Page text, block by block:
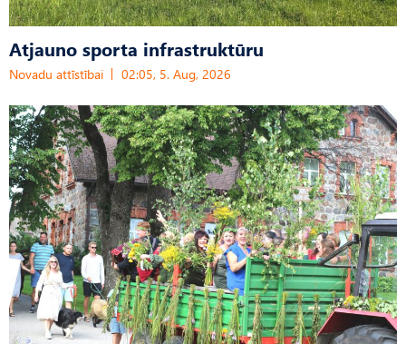
Atjauno sporta infrastruktūru
Novadu attīstībai 02:05, 5. Aug, 2026